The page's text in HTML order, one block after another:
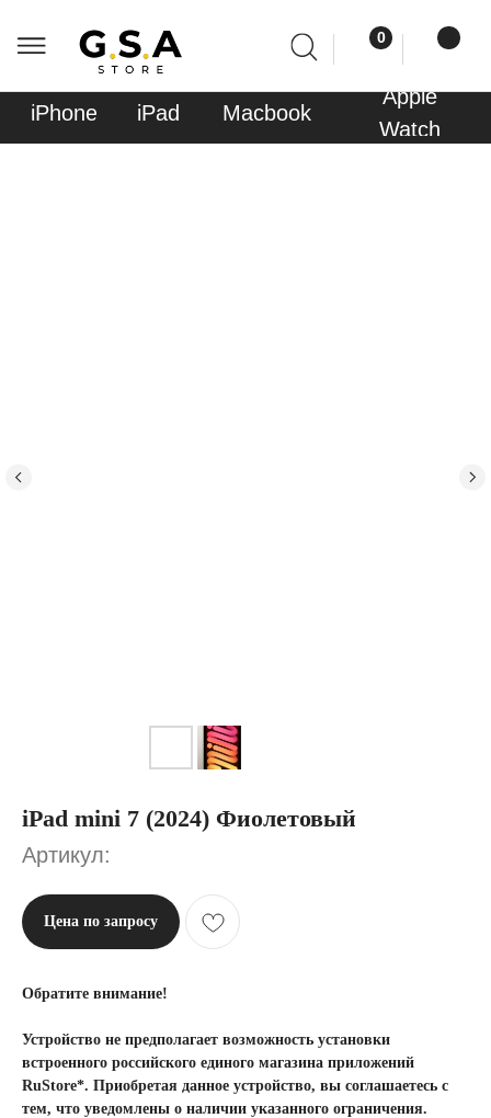
Watch
iPad mini 7 (2024) Фиолетовый
Артикул:
Цена по запросу
Обратите внимание!
Устройство не предполагает возможность установки
встроенного российского единого магазина приложений
RuStore*. Приобретая данное устройство, вы соглашаетесь с
тем, что уведомлены о наличии указанного ограничения.